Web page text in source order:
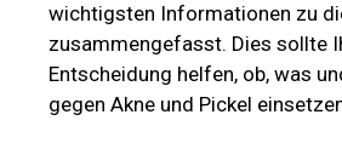
wichtigsten Informationen zu
zusammengefasst. Dies sollte
Entscheidung helfen, ob, was
gegen Akne und Pickel